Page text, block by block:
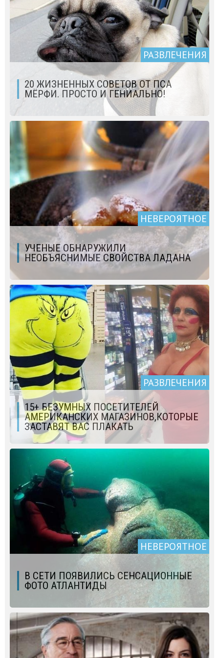
РАЗВЛЕЧЕНИЯ
20 ЖИЗНЕННЫХ СОВЕТОВ ОТ ПСА
МЁРФИ. ПРОСТО И ГЕНИАЛЬНО!
НЕВЕРОЯТНОЕ
УЧЕНЫЕ ОБНАРУЖИЛИ
НЕОБЪЯСНИМЫЕ СВОЙСТВА ЛАДАНА
РАЗВЛЕЧЕНИЯ
15+ БЕЗУМНЫХ ПОСЕТИТЕЛЕЙ
АМЕРИКАНСКИХ МАГАЗИНОВ,КОТОРЫЕ
ЗАСТАВЯТ ВАС ПЛАКАТЬ
НЕВЕРОЯТНОЕ
В СЕТИ ПОЯВИЛИСЬ СЕНСАЦИОННЫЕ
ФОТО АТЛАНТИДЫ